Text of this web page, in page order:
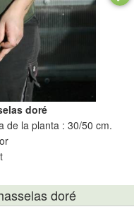
doré
de la planta : 30/50 cm.
doré